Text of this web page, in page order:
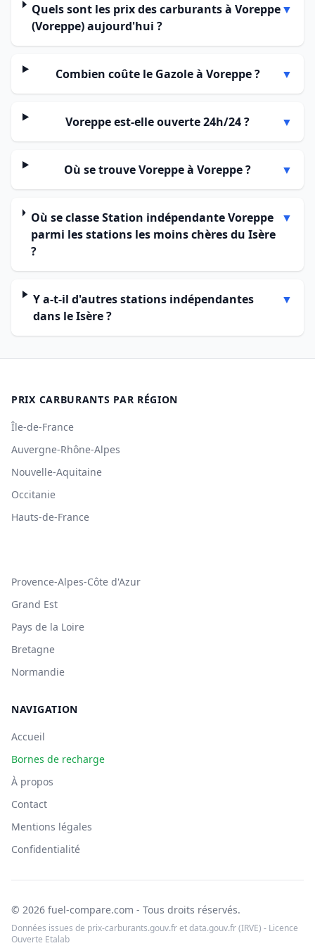
Quels sont les prix des carburants à Voreppe
(Voreppe) aujourd'hui ?
▼
Combien coûte le Gazole à Voreppe ? ▼
Voreppe est-elle ouverte 24h/24 ? ▼
Où se trouve Voreppe à Voreppe ? ▼
Où se classe Station indépendante Voreppe
parmi les stations les moins chères du Isère
?
▼
Y a-t-il d'autres stations indépendantes
dans le Isère ?
▼
PRIX CARBURANTS PAR RÉGION
Île-de-France
Auvergne-Rhône-Alpes
Nouvelle-Aquitaine
Occitanie
Hauts-de-France
Provence-Alpes-Côte d'Azur
Grand Est
Pays de la Loire
Bretagne
Normandie
NAVIGATION
Accueil
Bornes de recharge
À propos
Contact
Mentions légales
Confidentialité
© 2026 fuel-compare.com - Tous droits réservés.
Données issues de prix-carburants.gouv.fr et data.gouv.fr (IRVE) - Licence
Ouverte Etalab